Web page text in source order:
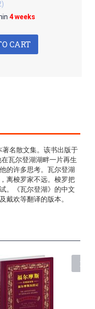
4 weeks
CART
著名散文集。该书出版于
瓦尔登湖湖畔一片再生
的许多思考。瓦尔登湖
离梭罗家不远。梭罗把
。《瓦尔登湖》的中文
戴欢等翻译的版本。